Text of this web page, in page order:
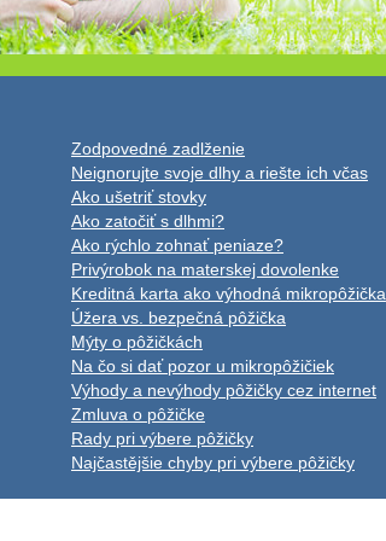
Zodpovedné zadlženie
Neignorujte svoje dlhy a riešte ich včas
Ako ušetriť stovky
Ako zatočiť s dlhmi?
Ako rýchlo zohnať peniaze?
Privýrobok na materskej dovolenke
Kreditná karta ako výhodná mikropôžička
Úžera vs. bezpečná pôžička
Mýty o pôžičkách
Na čo si dať pozor u mikropôžičiek
Výhody a nevýhody pôžičky cez internet
Zmluva o pôžičke
Rady pri výbere pôžičky
Najčastějšie chyby pri výbere pôžičky